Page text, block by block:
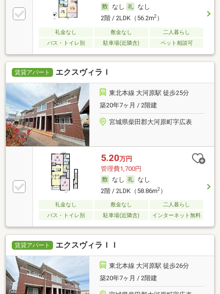
なし
なし
2階 / 2LDK（56.2m2）
礼金なし 敷金なし
二人暮らし
バス・トイレ別
駐車場(近隣含) ペット相談可
賃貸アパート エクスヴィラＩ
東北本線 大河原駅 徒歩25分
築20年7ヶ月 / 2階建
宮城県柴田郡大河原町字広表
5.20万円
管理費1,700円
なし
なし
2階 / 2LDK（58.86m2）
礼金なし 敷金なし
二人暮らし
バス・トイレ別
駐車場(近隣含) インターネット無料
賃貸アパート エクスヴィラＩＩ
東北本線 大河原駅 徒歩26分
築20年7ヶ月 / 2階建